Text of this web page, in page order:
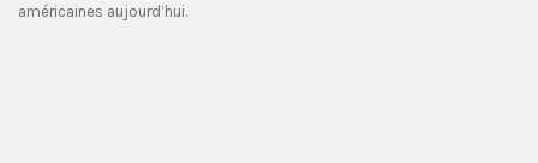
américaines aujourd’hui.